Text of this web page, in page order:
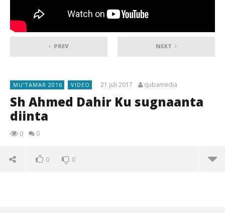
PREV NEXT
MU'TAMAR 2016 VIDEO 21 juli 2017 qubamedia
Sh Ahmed Dahir Ku sugnaanta
diinta
0 0
0 0